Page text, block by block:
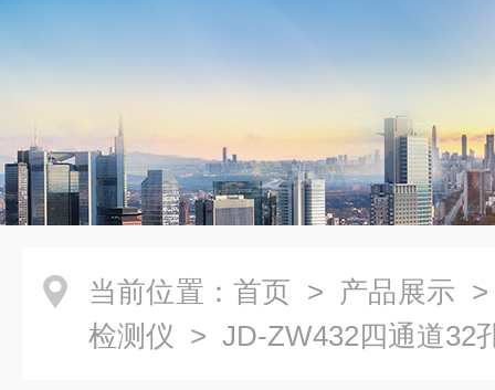
当前位置： 首页 > 产品展示
检测仪 > JD-ZW432四通道32